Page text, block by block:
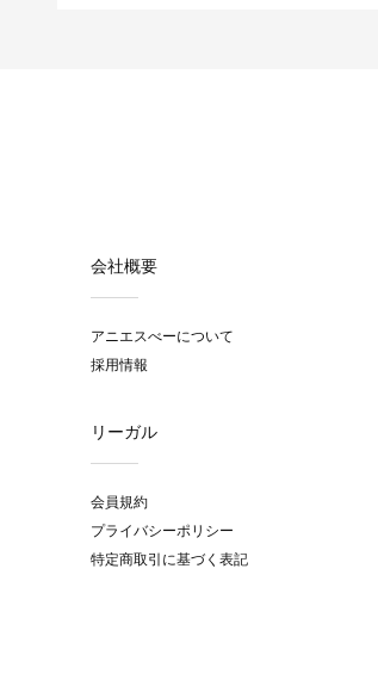
会社概要
アニエスべーについて
採用情報
リーガル
会員規約
プライバシーポリシー
特定商取引に基づく表記